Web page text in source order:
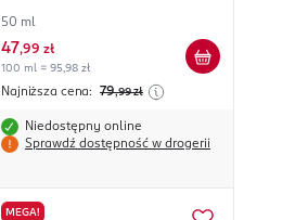
50 ml
47,99 zł
100 ml = 95,98 zł
Najniższa cena: 79,99 zł
Niedostępny online
Sprawdź dostępność w drogerii
MEGA!